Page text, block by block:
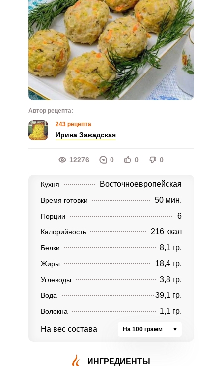
Автор рецепта:
243 рецепта
Ирина Завадская
12276 0 0 0
Кухня Восточноевропейская
Время готовки 50 мин.
Порции 6
Калорийность 216 ккал
Белки 8,1 гр.
Жиры 18,4 гр.
Углеводы 3,8 гр.
Вода 39,1 гр.
Волокна 1,1 гр.
На вес состава На 100 грамм
ИНГРЕДИЕНТЫ